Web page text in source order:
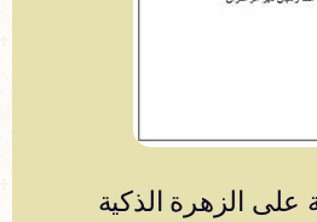
على الزهرة الذكية